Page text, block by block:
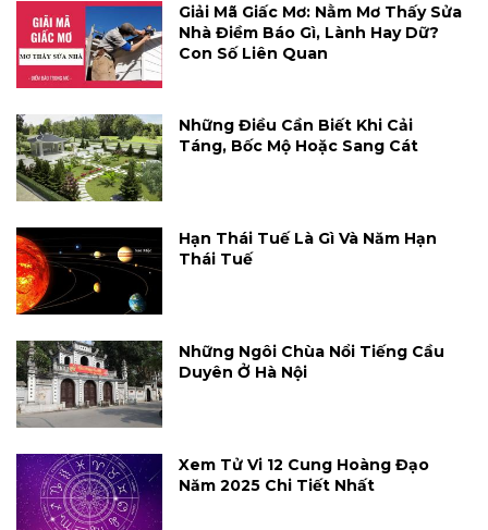
Giải Mã Giấc Mơ: Nằm Mơ Thấy Sửa
Nhà Điềm Báo Gì, Lành Hay Dữ?
Con Số Liên Quan
Những Điều Cần Biết Khi Cải
Táng, Bốc Mộ Hoặc Sang Cát
Hạn Thái Tuế Là Gì Và Năm Hạn
Thái Tuế
Những Ngôi Chùa Nổi Tiếng Cầu
Duyên Ở Hà Nội
Xem Tử Vi 12 Cung Hoàng Đạo
Năm 2025 Chi Tiết Nhất